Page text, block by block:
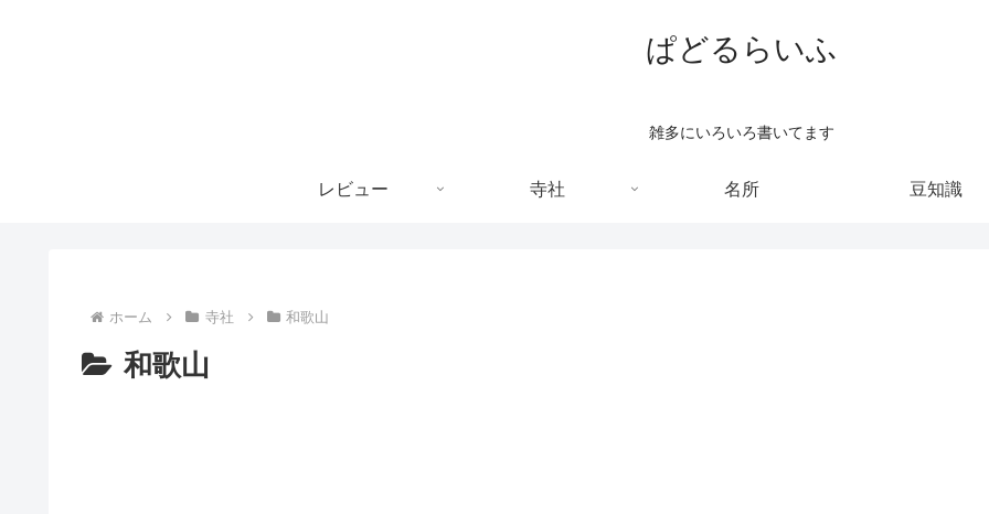
ぱどるらいふ
雑多にいろいろ書いてます
レビュー 寺社 名所 豆知識
ホーム 寺社 和歌山
和歌山